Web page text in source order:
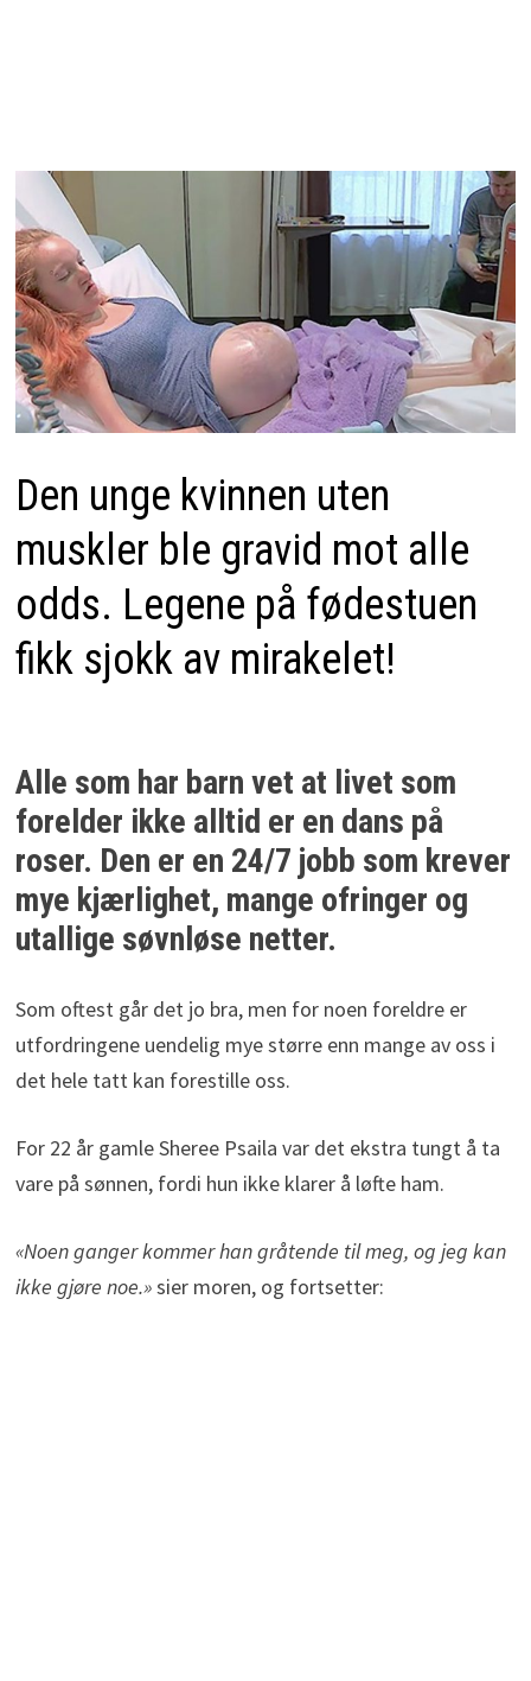
Den unge kvinnen uten
muskler ble gravid mot alle
odds. Legene på fødestuen
fikk sjokk av mirakelet!
Alle som har barn vet at livet som
forelder ikke alltid er en dans på
roser. Den er en 24/7 jobb som krever
mye kjærlighet, mange ofringer og
utallige søvnløse netter.
Som oftest går det jo bra, men for noen foreldre er
utfordringene uendelig mye større enn mange av oss i
det hele tatt kan forestille oss.
For 22 år gamle Sheree Psaila var det ekstra tungt å ta
vare på sønnen, fordi hun ikke klarer å løfte ham.
«Noen ganger kommer han gråtende til meg, og jeg kan
ikke gjøre noe.»sier moren, og fortsetter: